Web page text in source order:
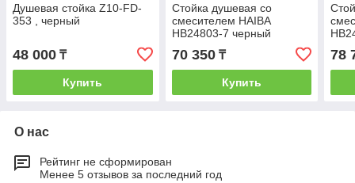
Душевая стойка Z10-FD-
353 , черный
48 000 ₸
Купить
Стойка душевая со
смесителем HAIBA
HB24803-7 черный
70 350₸
Купить
78
О нас
Рейтинг не сформирован
Менее 5 отзывов за последний год